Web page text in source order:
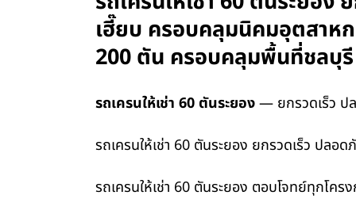
เฮี๊ยบ ครอบคลุมนิคมอุตสาห
200 ตัน ครอบคลุมพื้นที่ชลบุรี
รถเครนให้เช่า 60 ตันระยอง— ยกรวดเร็ว ป
รถเครนให้เช่า 60 ตันระยอง ยกรวดเร็ว ปล
รถเครนให้เช่า 60 ตันระยอง ตอบโจทย์ทุกโค